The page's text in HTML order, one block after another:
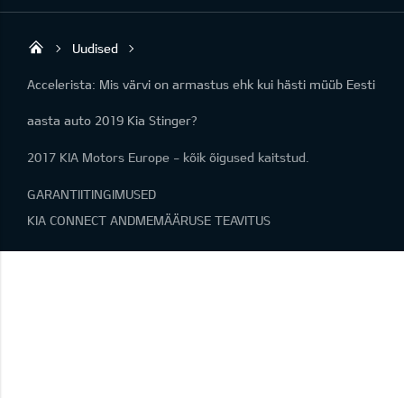
Viking Motors - Kia müük, hooldus ja
Uudised
Accelerista: Mis värvi on armastus ehk kui hästi müüb Eesti
aasta auto 2019 Kia Stinger?
2017 KIA Motors Europe - kõik õigused kaitstud.
GARANTIITINGIMUSED
KIA CONNECT ANDMEMÄÄRUSE TEAVITUS